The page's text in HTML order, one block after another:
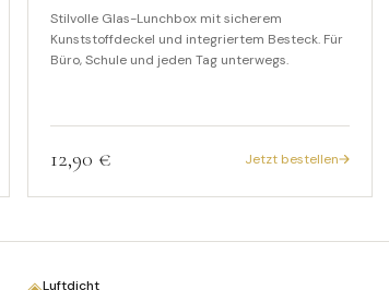
Stilvolle Glas-Lunchbox mit sicherem
Kunststoffdeckel und integriertem Besteck. Für
Büro, Schule und jeden Tag unterwegs.
12,90 € Jetzt bestellen
Luftdicht